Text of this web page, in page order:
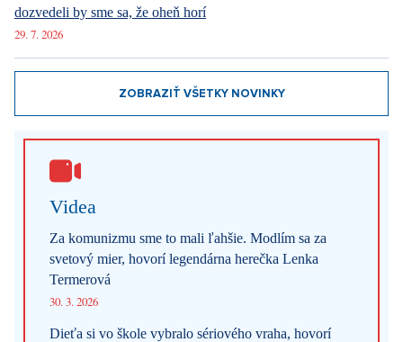
dozvedeli by sme sa, že oheň horí
29. 7. 2026
ZOBRAZIŤ VŠETKY NOVINKY
Videa
Za komunizmu sme to mali ľahšie. Modlím sa za
svetový mier, hovorí legendárna herečka Lenka
Termerová
30. 3. 2026
Dieťa si vo škole vybralo sériového vraha, hovorí